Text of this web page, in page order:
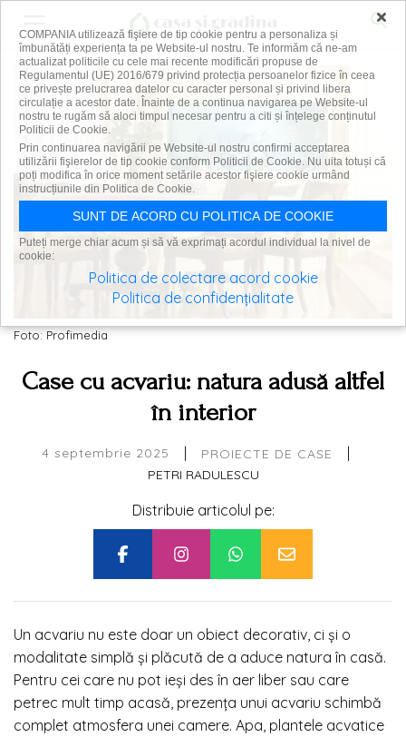
Foto: Profimedia
Case cu acvariu: natura adusă altfel
în interior
4 septembrie 2025 | PROIECTE DE CASE |
PETRI RADULESCU
Distribuie articolul pe:
Un acvariu nu este doar un obiect decorativ, ci și o
modalitate simplă și plăcută de a aduce natura în casă.
Pentru cei care nu pot ieși des în aer liber sau care
petrec mult timp acasă, prezența unui acvariu schimbă
complet atmosfera unei camere. Apa, plantele acvatice
×
COMPANIA utilizează fişiere de tip cookie pentru a personaliza și
îmbunătăți experiența ta pe Website-ul nostru. Te informăm că ne-am
actualizat politicile cu cele mai recente modificări propuse de
Regulamentul (UE) 2016/679 privind protecția persoanelor fizice în ceea
ce privește prelucrarea datelor cu caracter personal și privind libera
circulație a acestor date. Înainte de a continua navigarea pe Website-ul
nostru te rugăm să aloci timpul necesar pentru a citi și înțelege conținutul
Politicii de Cookie.
Prin continuarea navigării pe Website-ul nostru confirmi acceptarea
utilizării fişierelor de tip cookie conform Politicii de Cookie. Nu uita totuși că
poți modifica în orice moment setările acestor fişiere cookie urmând
instrucțiunile din Politica de Cookie.
SUNT DE ACORD CU POLITICA DE COOKIE
Puteți merge chiar acum și să vă exprimați acordul individual la nivel de
cookie:
Politica de colectare acord cookie
Politica de confidențialitate